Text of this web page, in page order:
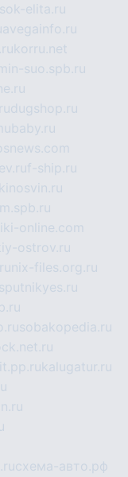
elita.ru
avegainfo.ru
korru.net
suo.spb.ru
dugshop.ru
f-ship.ru
kinosvin.ru
online.com
ostrov.ru
nix-files.org.ru
sputnikyes.ru
sobakopedia.ru
kalugatur.ru
схема-авто.рф